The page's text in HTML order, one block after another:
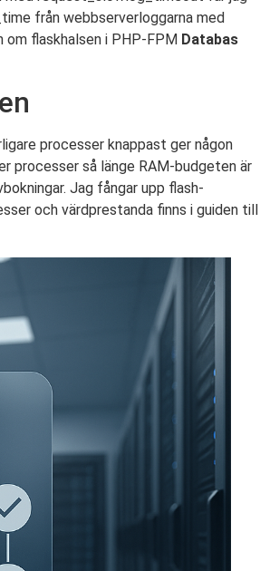
från webbserverloggarna med
flaskhalsen i PHP-FPM Databas
processer knappast ger någon
processer så länge RAM-budgeten är
Jag fångar upp flash-
och värdprestanda finns i guiden till